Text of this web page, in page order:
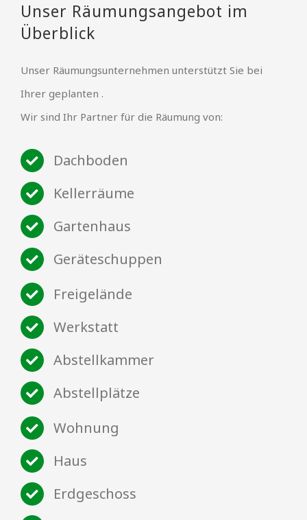
Unser Räumungsangebot im
Überblick
Unser Räumungsunternehmen unterstützt Sie bei
Ihrer geplanten .
Wir sind Ihr Partner für die Räumung von:
Dachboden
Kellerräume
Gartenhaus
Geräteschuppen
Freigelände
Werkstatt
Abstellkammer
Abstellplätze
Wohnung
Haus
Erdgeschoss